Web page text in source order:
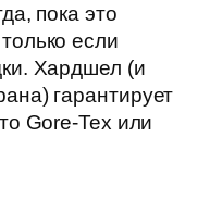
пока это
если
Хардшел (и
гарантирует
Gore-Tex или